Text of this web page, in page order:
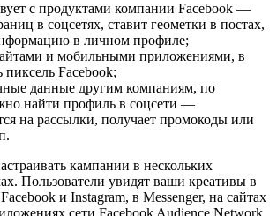
с продуктами компании Facebook —
в соцсетях, ставит геометки в постах,
в личном профиле;
и мобильными приложениями, в
пиксель Facebook;
данные другим компаниям, по
найти профиль в соцсети —
на рассылки, получает промокоды или
кампании в нескольких
Пользователи увидят ваши креативы в
и Instagram, в Messenger, на сайтах